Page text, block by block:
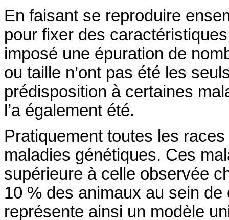
En faisant se reproduire
pour fixer des
imposé une épuration de
ou taille n’ont pas été les
prédisposition à certaines
l’a également été.
Pratiquement toutes les
maladies génétiques. Ces
supérieure à celle observée
10 % des animaux au sein
représente ainsi un modèle